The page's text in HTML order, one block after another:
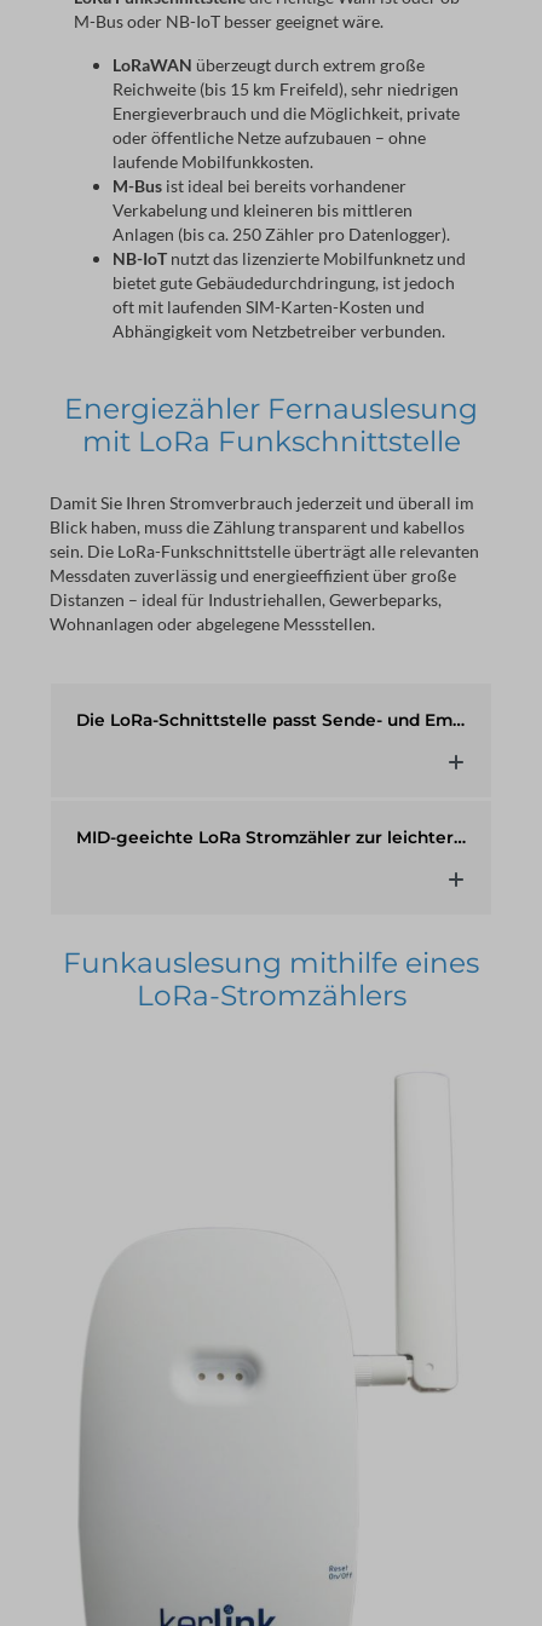
M-Bus oder NB-IoT besser geeignet wäre.
LoRaWAN überzeugt durch extrem große
Reichweite (bis 15 km Freifeld), sehr niedrigen
Energieverbrauch und die Möglichkeit, private
oder öffentliche Netze aufzubauen – ohne
laufende Mobilfunkkosten.
M-Bus ist ideal bei bereits vorhandener
Verkabelung und kleineren bis mittleren
Anlagen (bis ca. 250 Zähler pro Datenlogger).
NB-IoT nutzt das lizenzierte Mobilfunknetz und
bietet gute Gebäudedurchdringung, ist jedoch
oft mit laufenden SIM-Karten-Kosten und
Abhängigkeit vom Netzbetreiber verbunden.
Energiezähler Fernauslesung
mit LoRa Funkschnittstelle
Damit Sie Ihren Stromverbrauch jederzeit und überall im
Blick haben, muss die Zählung transparent und kabellos
sein. Die LoRa-Funkschnittstelle überträgt alle relevanten
Messdaten zuverlässig und energieeffizient über große
Distanzen – ideal für Industriehallen, Gewerbeparks,
Wohnanlagen oder abgelegene Messstellen.
Die LoRa-Schnittstelle passt Sende- und Empfangsparameter automatisch an und sorgt für maximale Reichweite und Stabilität.
MID-geeichte LoRa Stromzähler zur leichteren Verrechnung
Funkauslesung mithilfe eines
LoRa-Stromzählers